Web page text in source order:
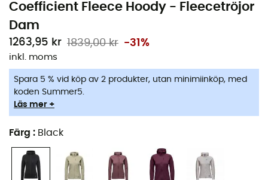
Coefficient Fleece Hoody - Fleecetröjor
Dam
1263,95 kr 1839,00 kr -31%
inkl. moms
Spara 5 % vid köp av 2 produkter, utan minimiinköp, med
koden Summer5.
Läs mer +
Färg : Black
Coefficient Fleece Hoody är en fleecetröja för